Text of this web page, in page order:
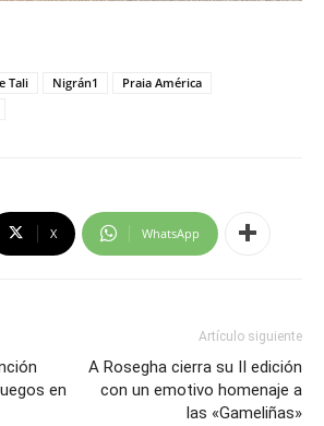
Tali Nigrán1
Praia América
X WhatsApp
en
Artículo siguiente
A Rosegha cierra su II edición
con un emotivo homenaje a
las «Gameliñas»